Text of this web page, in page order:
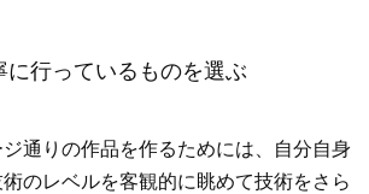
に行っているものを選ぶ
通りの作品を作るためには、自分自身
のレベルを客観的に眺めて技術をさら